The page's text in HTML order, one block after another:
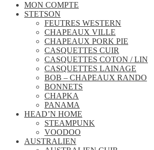
MON COMPTE
STETSON
FEUTRES WESTERN
CHAPEAUX VILLE
CHAPEAUX PORK PIE
CASQUETTES CUIR
CASQUETTES COTON / LIN
CASQUETTES LAINAGE
BOB – CHAPEAUX RANDO
BONNETS
CHAPKA
PANAMA
HEAD’N HOME
STEAMPUNK
VOODOO
AUSTRALIEN